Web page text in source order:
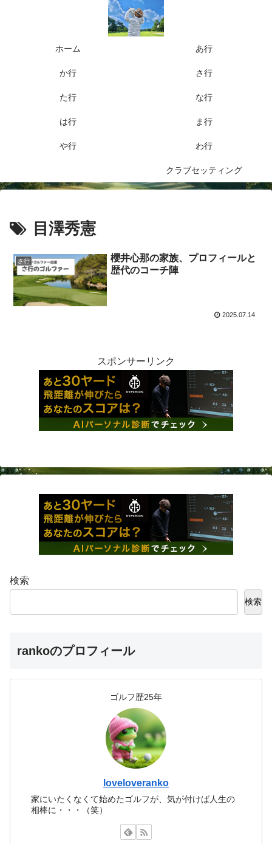
ホーム あ行
か行 さ行
た行 な行
は行 ま行
や行 わ行
クラブセッティング
目澤秀憲
さ行
櫻井心那の家族、プロフィールと
歴代のコーチ陣
2025.07.14
スポンサーリンク
検索
検索
rankoのプロフィール
ゴルフ歴25年
loveloveranko
家にいたくなくて始めたゴルフが、気が付けば人生の
相棒に・・・（笑）